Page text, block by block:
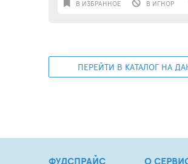
В ИЗБРАННОЕ В ИГНОР
ПЕРЕЙТИ В КАТАЛОГ НА
ФУДСПРАЙС О